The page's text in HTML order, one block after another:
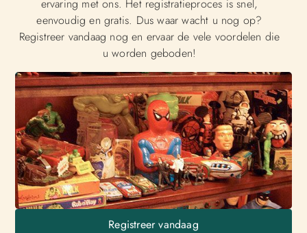
ervaring met ons. Het registratieproces is snel,
eenvoudig en gratis. Dus waar wacht u nog op?
Registreer vandaag nog en ervaar de vele voordelen die
u worden geboden!
Registreer vandaag